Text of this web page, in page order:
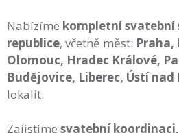
Nabízíme kompletní svatební
republice, včetně měst: Praha,
Olomouc, Hradec Králové,
Budějovice, Liberec, Ústí nad
lokalit.
Zajistíme svatební